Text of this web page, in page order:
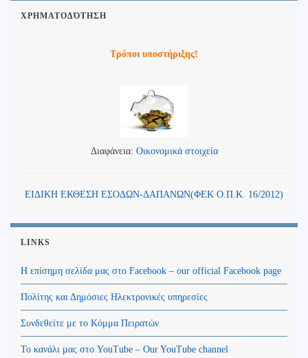
ΧΡΗΜΑΤΟΔΌΤΗΣΗ
Τρόποι υποστήριξης!
Διαφάνεια: Οικονομικά στοιχεία
ΕΙΔΙΚΗ ΕΚΘΕΣΗ ΕΣΟΔΩΝ-ΔΑΠΑΝΩΝ(ΦΕΚ Ο.Π.Κ. 16/2012)
LINKS
Η επίσημη σελίδα μας στο Facebook – our official Facebook page
Πολίτης και Δημόσιες Ηλεκτρονικές υπηρεσίες
Συνδεθείτε με το Κόμμα Πειρατών
Το κανάλι μας στο YouTube – Our YouTube channel